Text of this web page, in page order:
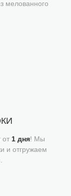
мелованного
от 1 дня! Мы
и отгружаем